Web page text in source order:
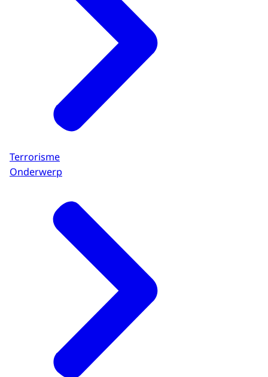
Terrorisme
Onderwerp